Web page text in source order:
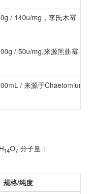
/ 140u/mg，李氏木霉
/ 50u/mg,来源黑曲霉
/ 来源于
H14O7 分子量：
规格/纯度